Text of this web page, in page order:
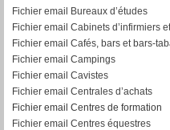
Fichier email Bureaux d’études
Fichier email Cabinets d’infirmiers
Fichier email Cafés, bars et bars-
Fichier email Campings
Fichier email Cavistes
Fichier email Centrales d’achats
Fichier email Centres de formation
Fichier email Centres équestres